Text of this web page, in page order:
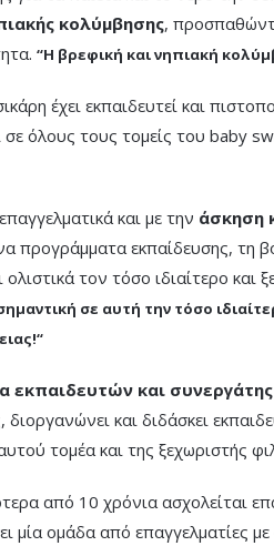
κολύμβησης,
“Η βρεφική και νηπιακή
έχει εκπαιδευτεί και
σε όλους τους τομείς του baby
και με την άσκηση
προγράμματα εκπαίδευσης, τη
ολιστικά τον τόσο ιδιαίτερο και
σε αυτή την τόσο
εκπαιδευτών και συνεργάτης
διοργανώνει και διδάσκει
τομέα και της ξεχωριστής
από 10 χρόνια ασχολείται
μία ομάδα από επαγγελματίες